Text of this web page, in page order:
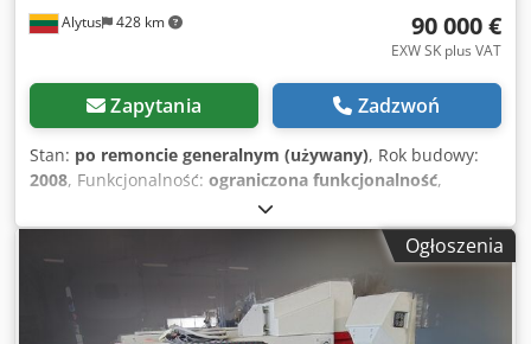
Alytus 428 km 90 000 €
EXW SK plus VAT
Zapytania Zadzwoń
Stan: po remoncie generalnym (używany), Rok budowy:
2008, Funkcjonalność: ograniczona funkcjonalność,
, moc:60 kW (81,58 KM)
wejściowe:400 V, częstotliwość wejściowa:50 Hz, rodzaj
prądu wejściowego:
, całkowita szerokość:
12 000 mm
, ciśnienie
powietrza:
, ciśnienie:8 belka
, Linia do
szlifowania/polerowania szkła, która składa się z
Ogłoszenia